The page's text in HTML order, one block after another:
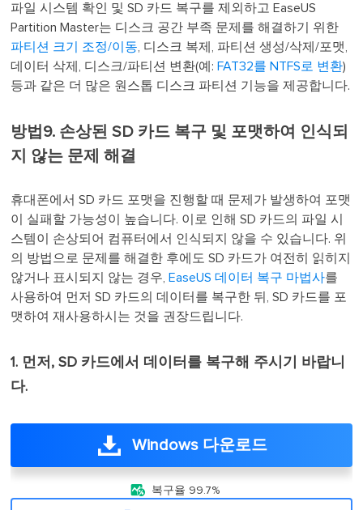
파일 시스템 확인 및 SD 카드 복구를 제외하고 EaseUS
Partition Master는 디스크 공간 부족 문제를 해결하기 위한
파티션 크기 조정/이동 , 디스크 복제, 파티션 생성/삭제/포맷,
데이터 삭제, 디스크/파티션 변환(예: FAT32를 NTFS로 변환)
등과 같은 더 많은 원스톱 디스크 파티션 기능을 제공합니다.
방법9. 손상된 SD 카드 복구 및 포맷하여 인식되
지 않는 문제 해결
휴대폰에서 SD 카드 포맷을 진행할 때 문제가 발생하여 포맷
이 실패할 가능성이 높습니다. 이로 인해 SD 카드의 파일 시
스템이 손상되어 컴퓨터에서 인식되지 않을 수 있습니다. 위
의 방법으로 문제를 해결한 후에도 SD 카드가 여전히 읽히지
않거나 표시되지 않는 경우, EaseUS 데이터 복구 마법사를
사용하여 먼저 SD 카드의 데이터를 복구한 뒤, SD 카드를 포
맷하여 재사용하시는 것을 권장드립니다.
1. 먼저, SD 카드에서 데이터를 복구해 주시기 바랍니
다.
Windows 다운로드
 복구율 99.7%